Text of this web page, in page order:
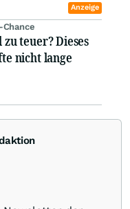
Anzeige
teuer? Dieses
nicht lange